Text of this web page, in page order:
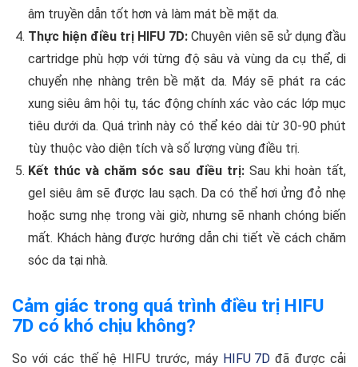
âm truyền dẫn tốt hơn và làm mát bề mặt da.
Thực hiện điều trị HIFU 7D: Chuyên viên sẽ sử dụng đầu
cartridge phù hợp với từng độ sâu và vùng da cụ thể, di
chuyển nhẹ nhàng trên bề mặt da. Máy sẽ phát ra các
xung siêu âm hội tụ, tác động chính xác vào các lớp mục
tiêu dưới da. Quá trình này có thể kéo dài từ 30-90 phút
tùy thuộc vào diện tích và số lượng vùng điều trị.
Kết thúc và chăm sóc sau điều trị:Sau khi hoàn tất,
gel siêu âm sẽ được lau sạch. Da có thể hơi ửng đỏ nhẹ
hoặc sưng nhẹ trong vài giờ, nhưng sẽ nhanh chóng biến
mất. Khách hàng được hướng dẫn chi tiết về cách chăm
sóc da tại nhà.
Cảm giác trong quá trình điều trị HIFU
7D có khó chịu không?
So với các thế hệ HIFU trước, máy HIFU 7Dđã được cải